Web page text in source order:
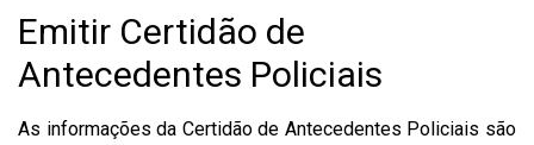
buscaEmitir Certidão de
Antecedentes Policiais
As informações da Certidão de Antecedentes Policiais são